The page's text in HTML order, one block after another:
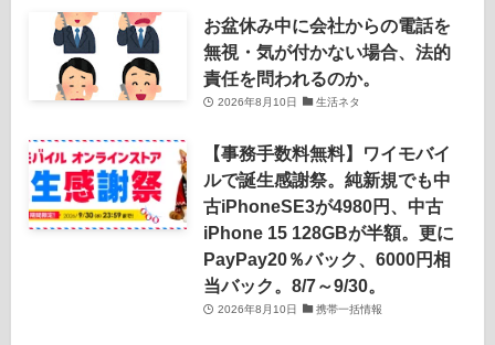
お盆休み中に会社からの電話を
無視・気が付かない場合、法的
責任を問われるのか。
2026年8月10日 生活ネタ
【事務手数料無料】ワイモバイ
ルで誕生感謝祭。純新規でも中
古iPhoneSE3が4980円、中古
iPhone 15 128GBが半額。更に
PayPay20％バック、6000円相
当バック。8/7～9/30。
2026年8月10日 携帯一括情報